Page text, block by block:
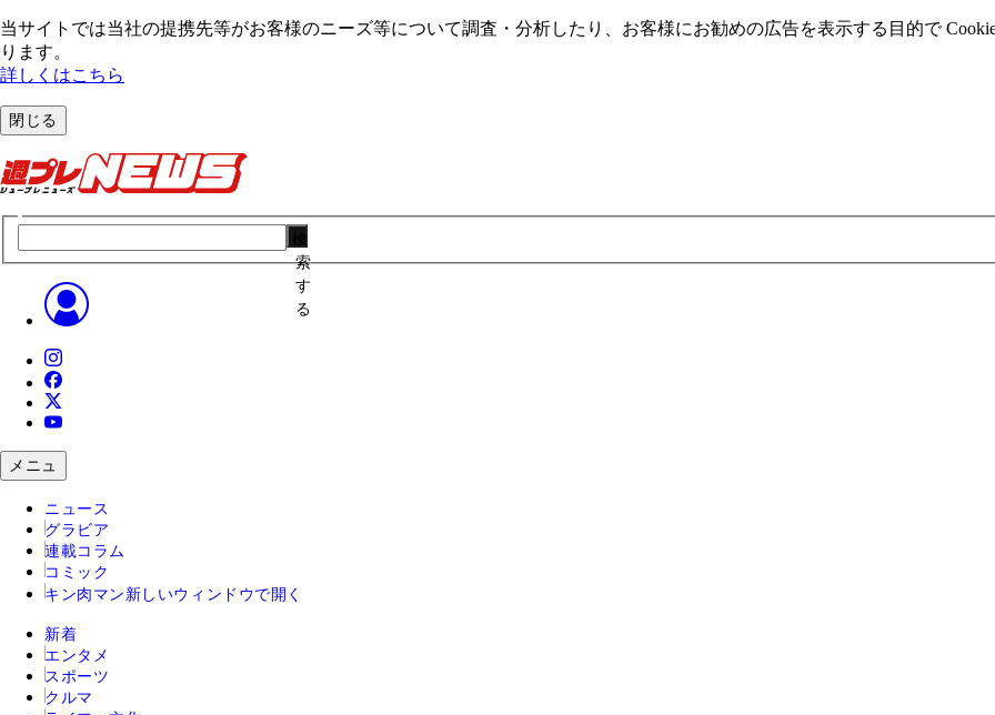
当サイトでは当社の提携先等がお客様のニーズ等について調査・分析したり、お客様にお勧めの広告を表⽰する⽬的で
ります。
詳しくはこちら
閉じる
索
す
る
メニュ
ニュース
グラビア
連載コラム
コミック
キン肉マン 新しいウィンドウで開く
新着
エンタメ
スポーツ
クルマ